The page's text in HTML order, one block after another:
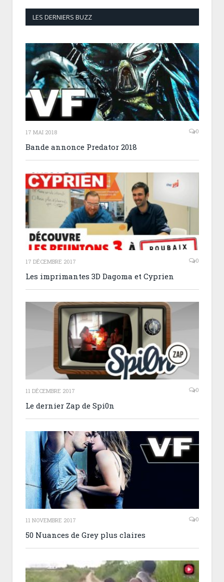
LES DERNIERS BUZZ
17 MAI 2018 0
Bande annonce Predator 2018
17 DÉCEMBRE 2017 0
Les imprimantes 3D Dagoma et Cyprien
11 DÉCEMBRE 2017 0
Le dernier Zap de Spi0n
11 NOVEMBRE 2017 0
50 Nuances de Grey plus claires